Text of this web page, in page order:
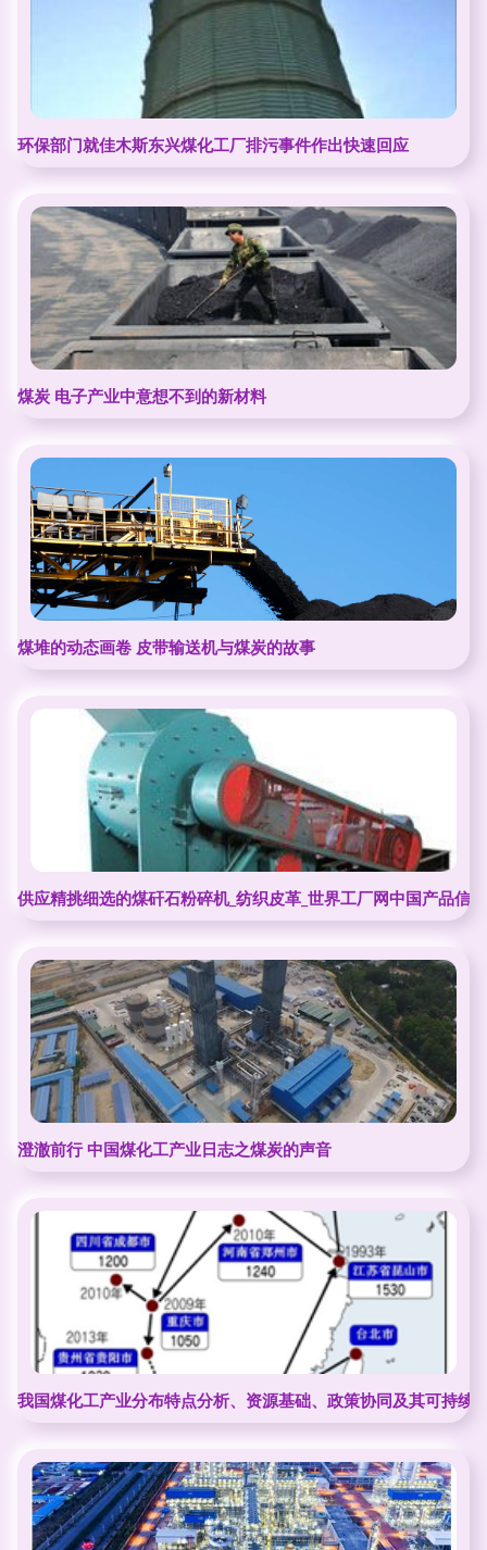
环保部门就佳木斯东兴煤化工厂排污事件作出快速回应
煤炭 电子产业中意想不到的新材料
煤堆的动态画卷 皮带输送机与煤炭的故事
供应精挑细选的煤矸石粉碎机_纺织皮革_世界工厂网中国产品信
澄澈前行 中国煤化工产业日志之煤炭的声音
我国煤化工产业分布特点分析、资源基础、政策协同及其可持